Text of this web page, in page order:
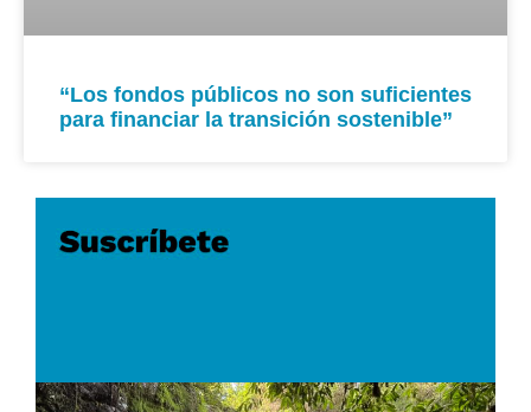
“Los fondos públicos no son suficientes
para financiar la transición sostenible”